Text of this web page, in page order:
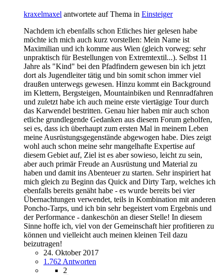
kraxelmaxel antwortete auf Thema in Einsteiger
Nachdem ich ebenfalls schon Etliches hier gelesen habe
möchte ich mich auch kurz vorstellen: Mein Name ist
Maximilian und ich komme aus Wien (gleich vorweg: sehr
unpraktisch für Bestellungen von Extremtextil...). Selbst 11
Jahre als "Kind" bei den Pfadfindern gewesen bin ich jetzt
dort als Jugendleiter tätig und bin somit schon immer viel
draußen unterwegs gewesen. Hinzu kommt ein Background
im Klettern, Bergsteigen, Mountainbiken und Rennradfahren
und zuletzt habe ich auch meine erste viertägige Tour durch
das Karwendel bestritten. Genau hier haben mir auch schon
etliche grundlegende Gedanken aus diesem Forum geholfen,
sei es, dass ich überhaupt zum ersten Mal in meinem Leben
meine Ausrüstungsgegenstände abgewogen habe. Dies zeigt
wohl auch schon meine sehr mangelhafte Expertise auf
diesem Gebiet auf, Ziel ist es aber sowieso, leicht zu sein,
aber auch primär Freude an Ausrüstung und Material zu
haben und damit ins Abenteuer zu starten. Sehr inspiriert hat
mich gleich zu Beginn das Quick and Dirty Tarp, welches ich
ebenfalls bereits genäht habe - es wurde bereits bei vier
Übernachtungen verwendet, teils in Kombination mit anderen
Poncho-Tarps, und ich bin sehr begeistert vom Ergebnis und
der Performance - dankeschön an dieser Stelle! In diesem
Sinne hoffe ich, viel von der Gemeinschaft hier profitieren zu
können und vielleicht auch meinen kleinen Teil dazu
beizutragen!
24. Oktober 2017
1.762 Antworten
2